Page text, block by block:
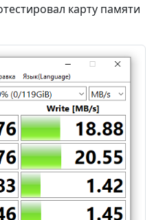
карту памяти